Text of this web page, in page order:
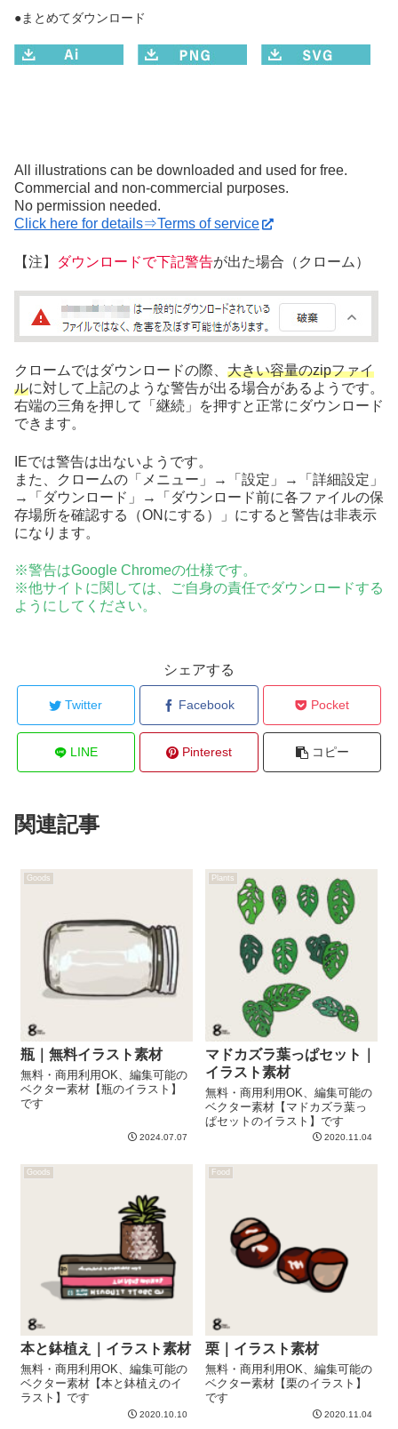
●まとめてダウンロード
All illustrations can be downloaded and used for free.
Commercial and non-commercial purposes.
No permission needed.
Click here for details⇒Terms of service
【注】 ダウンロードで下記警告が出た場合（クローム）
クロームではダウンロードの際、 大きい容量のzipファイ
ルに対して上記のような警告が出る場合があるようです。
右端の三角を押して「継続」を押すと正常にダウンロード
できます。
IEでは警告は出ないようです。
また、クロームの「メニュー」→「設定」→「詳細設定」
→「ダウンロード」→「ダウンロード前に各ファイルの保
存場所を確認する（ONにする）」にすると警告は非表示
になります。
※警告はGoogle Chromeの仕様です。
※他サイトに関しては、ご自身の責任でダウンロードする
ようにしてください。
シェアする
Twitter Facebook Pocket
LINE Pinterest コピー
関連記事
Goods
瓶｜無料イラスト素材
無料・商用利用OK、編集可能の
ベクター素材【瓶のイラスト】
です
2024.07.07
Plants
マドカズラ葉っぱセット｜
イラスト素材
無料・商用利用OK、編集可能の
ベクター素材【マドカズラ葉っ
ぱセットのイラスト】です
2020.11.04
Goods
本と鉢植え｜イラスト素材
無料・商用利用OK、編集可能の
ベクター素材【本と鉢植えのイ
ラスト】です
2020.10.10
Food
栗｜イラスト素材
無料・商用利用OK、編集可能の
ベクター素材【栗のイラスト】
です
2020.11.04